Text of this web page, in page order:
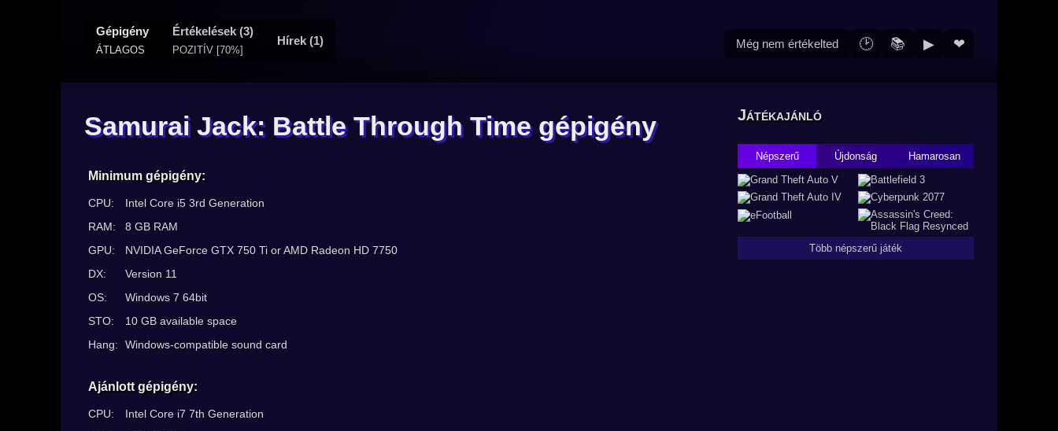
Gépigény
ÁTLAGOS
Értékelések (3)
POZITÍV [70%]
Hírek (1) Még nem értékelted 🕑 📚 ▶ ❤
Samurai Jack: Battle Through Time gépigény
Minimum gépigény:
CPU:
Intel Core i5 3rd Generation
RAM:
8 GB RAM
GPU:
NVIDIA GeForce GTX 750 Ti or AMD Radeon HD 7750
DX:
Version 11
OS:
Windows 7 64bit
STO:
10 GB available space
Hang:
Windows-compatible sound card
Ajánlott gépigény:
CPU:
Intel Core i7 7th Generation
Játékajánló
Népszerű Újdonság Hamarosan
Több népszerű játék